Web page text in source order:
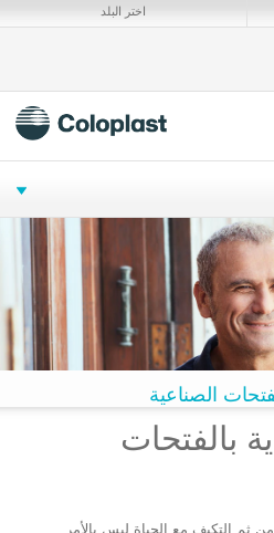
اختر البلد
الصناعية
بالفتحات
ثم التكيف مع الحياة ليس بالأمر